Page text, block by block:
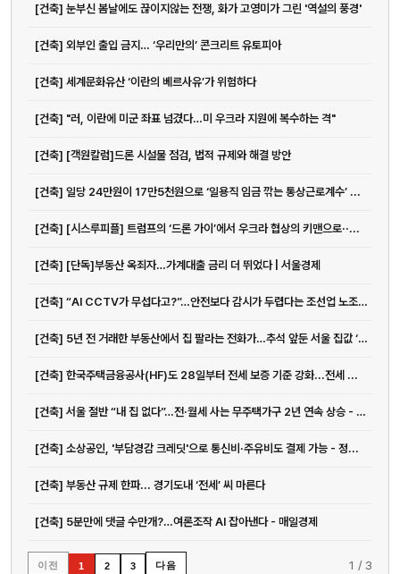
[건축] 눈부신 봄날에도 끊이지않는 전쟁, 화가 고영미가 그린 '역설의 풍경'
[건축] 외부인 출입 금지… ‘우리만의’ 콘크리트 유토피아
[건축] 세계문화유산 ‘이란의 베르사유’가 위험하다
[건축] "러, 이란에 미군 좌표 넘겼다…미 우크라 지원에 복수하는 격"
[건축] [객원칼럼]드론 시설물 점검, 법적 규제와 해결 방안
[건축] 일당 24만원이 17만5천원으로 ‘일용직 임금 깎는 통상근로계수’ ...
[건축] [시스루피플] 트럼프의 ‘드론 가이’에서 우크라 협상의 키맨으로··...
[건축] [단독]부동산 옥죄자…가계대출 금리 더 뛰었다 | 서울경제
[건축] “AI CCTV가 무섭다고?”…안전보다 감시가 두렵다는 조선업 노조 - 매일경제
[건축] 5년 전 거래한 부동산에서 집 팔라는 전화가…추석 앞둔 서울 집값 ‘폭풍 전야’
[건축] 한국주택금융공사(HF)도 28일부터 전세 보증 기준 강화...전세 ...
[건축] 서울 절반 “내 집 없다”…전·월세 사는 무주택가구 2년 연속 상승 - 매일경제
[건축] 소상공인, '부담경감 크레딧'으로 통신비·주유비도 결제 가능 - 정...
[건축] 부동산 규제 한파... 경기도내 ‘전세’ 씨 마른다
[건축] 5분만에 댓글 수만개?…여론조작 AI 잡아낸다 - 매일경제
이전 1 2 3 다음 1 / 3